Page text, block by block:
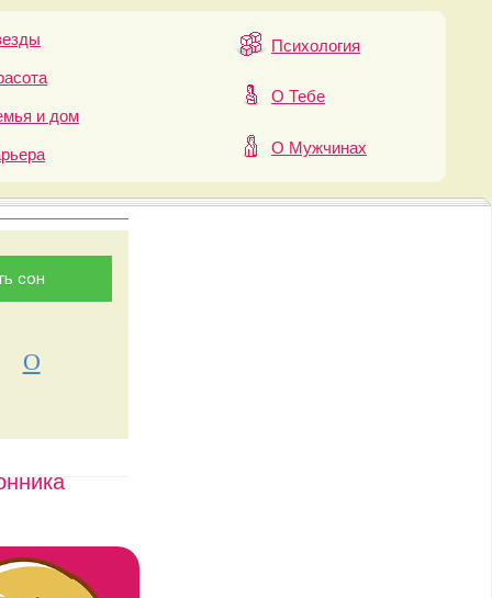
и дом
Психология
О Тебе
О Мужчинах
О